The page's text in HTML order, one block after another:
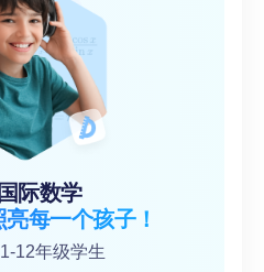
际数学
每一个孩子！
12年级学生